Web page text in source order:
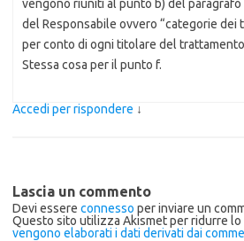
vengono riuniti al punto b) del
del Responsabile ovvero “categorie
per conto di ogni titolare del
Stessa cosa per il punto f.
Accedi per rispondere ↓
Lascia un commento
Devi essere connesso per inviare un
Questo sito utilizza Akismet per ridurre lo
vengono elaborati i dati derivati dai